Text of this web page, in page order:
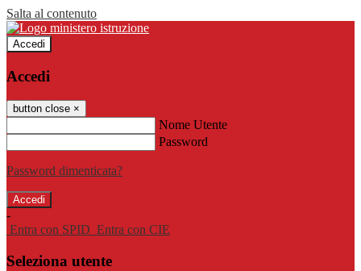
Salta al contenuto
Accedi
Accedi
button close ×
Nome Utente
Password
Password dimenticata?
-
Entra con SPID Entra con CIE
Seleziona utente